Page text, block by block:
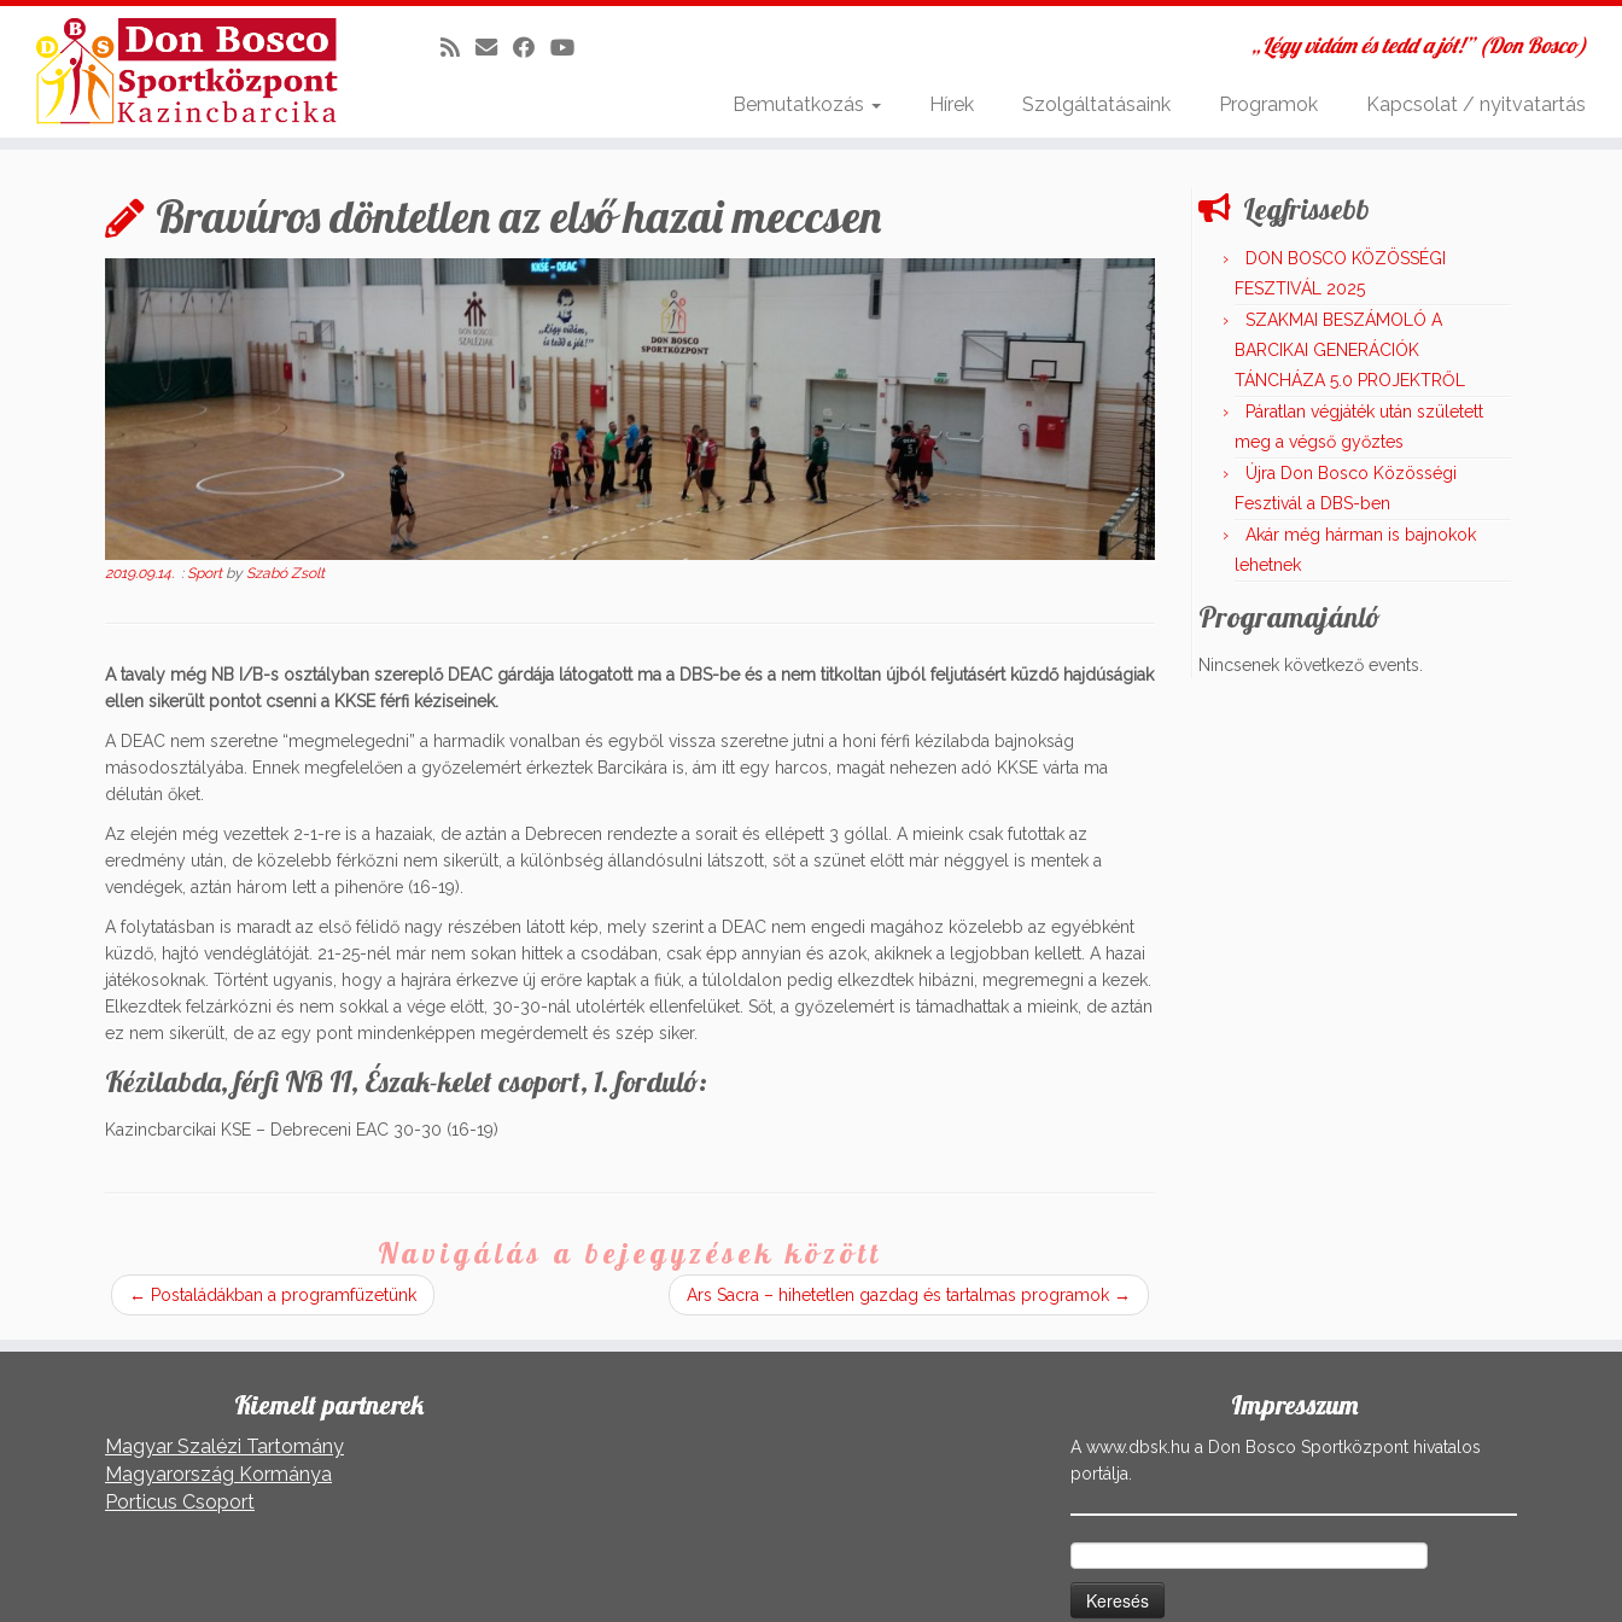
„Légy vidám és tedd a jót!” (Don Bosco)
Bemutatkozás Hírek Szolgáltatásaink Programok Kapcsolat / nyitvatartás
Bravúros döntetlen az első hazai meccsen
2019.09.14. : Sport by Szabó Zsolt
A tavaly még NB I/B-s osztályban szereplő DEAC gárdája látogatott ma a DBS-be és a nem titkoltan újból feljutásért küzdő hajdúságiak
ellen sikerült pontot csenni a KKSE férfi kéziseinek.
A DEAC nem szeretne “megmelegedni” a harmadik vonalban és egyből vissza szeretne jutni a honi férfi kézilabda bajnokság
másodosztályába. Ennek megfelelően a győzelemért érkeztek Barcikára is, ám itt egy harcos, magát nehezen adó KKSE várta ma
délután őket.
Az elején még vezettek 2-1-re is a hazaiak, de aztán a Debrecen rendezte a sorait és ellépett 3 góllal. A mieink csak futottak az
eredmény után, de közelebb férkőzni nem sikerült, a különbség állandósulni látszott, sőt a szünet előtt már néggyel is mentek a
vendégek, aztán három lett a pihenőre (16-19).
A folytatásban is maradt az első félidő nagy részében látott kép, mely szerint a DEAC nem engedi magához közelebb az egyébként
küzdő, hajtó vendéglátóját. 21-25-nél már nem sokan hittek a csodában, csak épp annyian és azok, akiknek a legjobban kellett. A hazai
játékosoknak. Történt ugyanis, hogy a hajrára érkezve új erőre kaptak a fiúk, a túloldalon pedig elkezdtek hibázni, megremegni a kezek.
Elkezdtek felzárkózni és nem sokkal a vége előtt, 30-30-nál utolérték ellenfelüket. Sőt, a győzelemért is támadhattak a mieink, de aztán
ez nem sikerült, de az egy pont mindenképpen megérdemelt és szép siker.
Kézilabda, férfi NB II, Észak-kelet csoport, 1. forduló:
Kazincbarcikai KSE – Debreceni EAC 30-30 (16-19)
Navigálás a bejegyzések között
← Postaládákban a programfüzetünk Ars Sacra – hihetetlen gazdag és tartalmas programok →
Legfrissebb
DON BOSCO KÖZÖSSÉGI
FESZTIVÁL 2025
SZAKMAI BESZÁMOLÓ A
BARCIKAI GENERÁCIÓK
TÁNCHÁZA 5.0 PROJEKTRŐL
Páratlan végjáték után született
meg a végső győztes
Újra Don Bosco Közösségi
Fesztivál a DBS-ben
Akár még hárman is bajnokok
lehetnek
Programajánló
Nincsenek következő events.
Kiemelt partnerek
Magyar Szalézi Tartomány
Magyarország Kormánya
Porticus Csoport
Impresszum
A www.dbsk.hu a Don Bosco Sportközpont hivatalos
portálja.